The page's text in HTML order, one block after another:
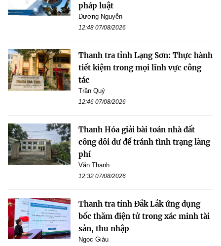
pháp luật
Dương Nguyễn
12:48 07/08/2026
Thanh tra tỉnh Lạng Sơn: Thực hành
tiết kiệm trong mọi lĩnh vực công
tác
Trần Quý
12:46 07/08/2026
Thanh Hóa giải bài toán nhà đất
công dôi dư để tránh tình trạng lãng
phí
Văn Thanh
12:32 07/08/2026
Thanh tra tỉnh Đắk Lắk ứng dụng
bốc thăm điện tử trong xác minh tài
sản, thu nhập
Ngọc Giàu